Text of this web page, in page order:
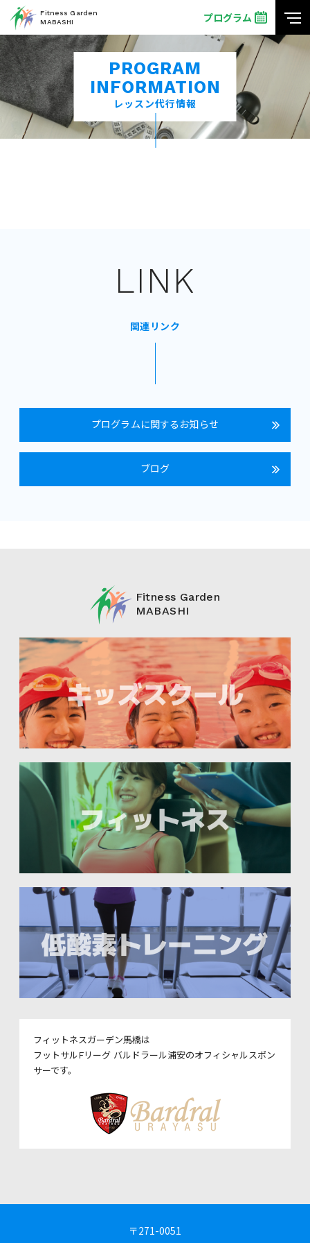
Fitness Garden
MABASHI
プログラム
PROGRAM
INFORMATION
レッスン代行情報
LINK
関連リンク
プログラムに関するお知らせ
ブログ
Fitness Garden
MABASHI
フィットネスガーデン馬橋は
フットサルFリーグ バルドラール浦安のオフィシャルスポン
サーです。
〒271-0051